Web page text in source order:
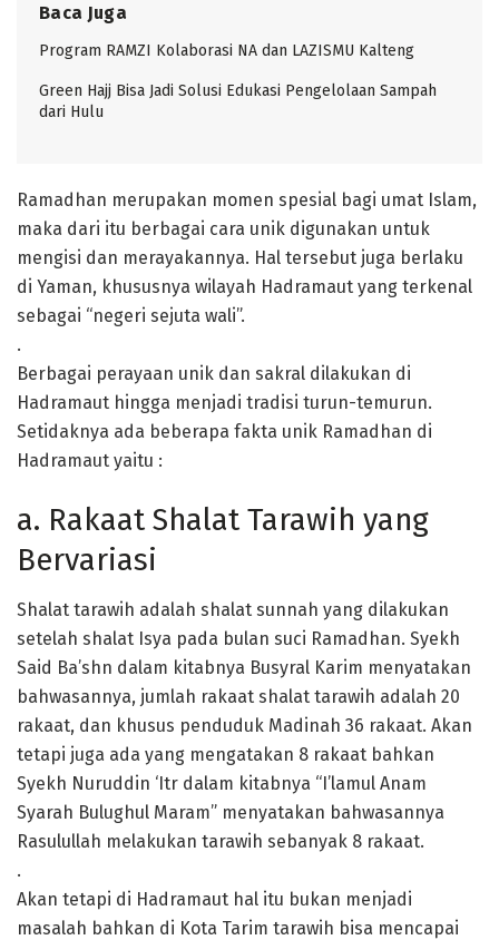
Baca Juga
Program RAMZI Kolaborasi NA dan LAZISMU Kalteng
Green Hajj Bisa Jadi Solusi Edukasi Pengelolaan Sampah
dari Hulu
Ramadhan merupakan momen spesial bagi umat Islam,
maka dari itu berbagai cara unik digunakan untuk
mengisi dan merayakannya. Hal tersebut juga berlaku
di Yaman, khususnya wilayah Hadramaut yang terkenal
sebagai “negeri sejuta wali”.
.
Berbagai perayaan unik dan sakral dilakukan di
Hadramaut hingga menjadi tradisi turun-temurun.
Setidaknya ada beberapa fakta unik Ramadhan di
Hadramaut yaitu :
a. Rakaat Shalat Tarawih yang
Bervariasi
Shalat tarawih adalah shalat sunnah yang dilakukan
setelah shalat Isya pada bulan suci Ramadhan. Syekh
Said Ba’shn dalam kitabnya Busyral Karim menyatakan
bahwasannya, jumlah rakaat shalat tarawih adalah 20
rakaat, dan khusus penduduk Madinah 36 rakaat. Akan
tetapi juga ada yang mengatakan 8 rakaat bahkan
Syekh Nuruddin ‘Itr dalam kitabnya “I’lamul Anam
Syarah Bulughul Maram” menyatakan bahwasannya
Rasulullah melakukan tarawih sebanyak 8 rakaat.
.
Akan tetapi di Hadramaut hal itu bukan menjadi
masalah bahkan di Kota Tarim tarawih bisa mencapai